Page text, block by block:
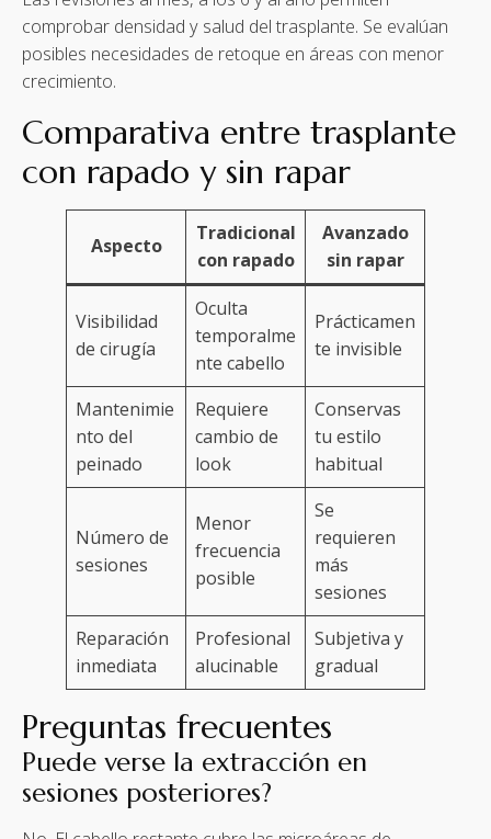
comprobar densidad y salud del trasplante. Se evalúan
posibles necesidades de retoque en áreas con menor
crecimiento.
Comparativa entre trasplante
con rapado y sin rapar
Aspecto
Tradicional
con rapado
Avanzado
sin rapar
Visibilidad
de cirugía
Oculta
temporalme
nte cabello
Prácticamen
te invisible
Mantenimie
nto del
peinado
Requiere
cambio de
look
Conservas
tu estilo
habitual
Número de
sesiones
Menor
frecuencia
posible
Se
requieren
más
sesiones
Reparación
inmediata
Profesional
alucinable
Subjetiva y
gradual
Preguntas frecuentes
Puede verse la extracción en
sesiones posteriores?